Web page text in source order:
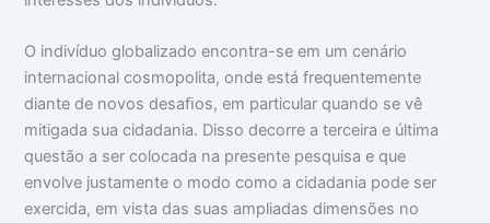
O indivíduo globalizado encontra-se em um cenário
internacional cosmopolita, onde está frequentemente
diante de novos desaﬁos, em particular quando se vê
mitigada sua cidadania. Disso decorre a terceira e última
questão a ser colocada na presente pesquisa e que
envolve justamente o modo como a cidadania pode ser
exercida, em vista das suas ampliadas dimensões no